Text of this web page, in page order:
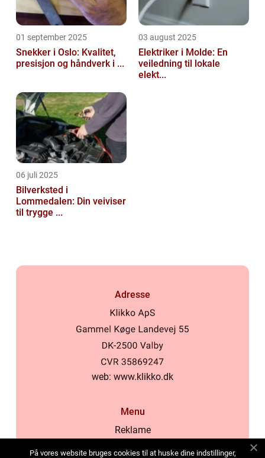
01 september 2025
Snekker i Oslo: Kvalitet,
presisjon og håndverk i ...
03 august 2025
Elektriker i Molde: En
veiledning til lokale
elekt...
06 juli 2025
Bilverksted i
Lommedalen: Din veiviser
til trygge ...
Adresse
web: www.klikko.dk
Menu
Reklame
På vores website bruges cookies til at huske dine indstillinger,